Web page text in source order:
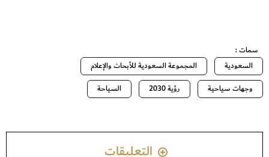
سمات :
السعودية
المجموعة السعودية للأبحاث والإعلام
وجهات سياحية
رؤية 2030 السياحة
التعليقات